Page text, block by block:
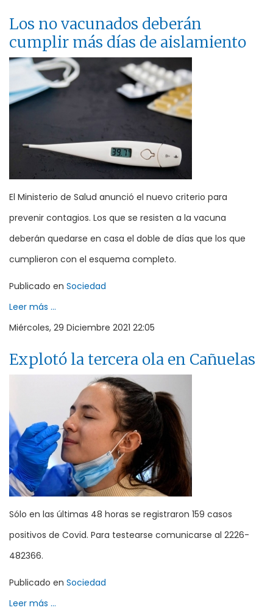
Los no vacunados deberán
cumplir más días de aislamiento
El Ministerio de Salud anunció el nuevo criterio para
prevenir contagios. Los que se resisten a la vacuna
deberán quedarse en casa el doble de días que los que
cumplieron con el esquema completo.
Publicado en Sociedad
Leer más ...
Miércoles, 29 Diciembre 2021 22:05
Explotó la tercera ola en Cañuelas
Sólo en las últimas 48 horas se registraron 159 casos
positivos de Covid. Para testearse comunicarse al 2226-
482366.
Publicado en Sociedad
Leer más ...